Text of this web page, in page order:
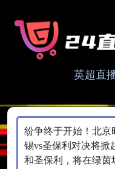
英超直
纷争终于开始！北京
锡vs圣保利对决将掀
和圣保利，将在绿茵